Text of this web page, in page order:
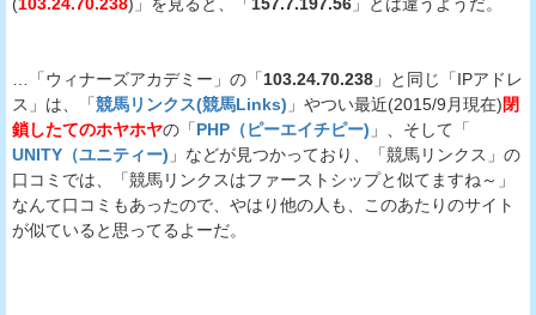
…「ウィナーズアカデミー」の「103.24.70.238 」と同じ「IPアドレ
ス」は、「競馬リンクス(競馬Links) 」やつい最近(2015/9月現在)閉
鎖したてのホヤホヤの「PHP（ピーエイチピー) 」、そして「
UNITY（ユニティー) 」などが見つかっており、「競馬リンクス」の
口コミでは、「競馬リンクスはファーストシップと似てますね～」
なんて口コミもあったので、やはり他の人も、このあたりのサイト
が似ていると思ってるよーだ。